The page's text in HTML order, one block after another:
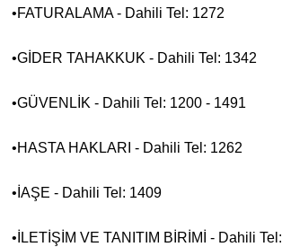
•FATURALAMA - Dahili Tel: 1272
•GİDER TAHAKKUK - Dahili Tel: 1342
•GÜVENLİK - Dahili Tel: 1200 - 1491
•HASTA HAKLARI - Dahili Tel: 1262
•İAŞE - Dahili Tel: 1409
•İLETİŞİM VE TANITIM BİRİMİ - Dahili Tel: